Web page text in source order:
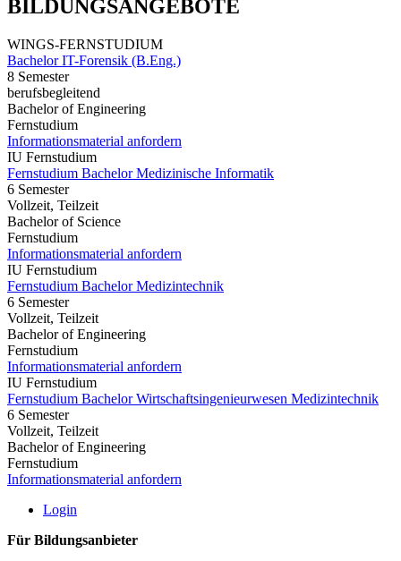
BILDUNGSANGEBOTE
WINGS-FERNSTUDIUM
Bachelor IT-Forensik (B.Eng.)
8 Semester
berufsbegleitend
Bachelor of Engineering
Fernstudium
Informationsmaterial anfordern
IU Fernstudium
Fernstudium Bachelor Medizinische Informatik
6 Semester
Vollzeit, Teilzeit
Bachelor of Science
Fernstudium
Informationsmaterial anfordern
IU Fernstudium
Fernstudium Bachelor Medizintechnik
6 Semester
Vollzeit, Teilzeit
Bachelor of Engineering
Fernstudium
Informationsmaterial anfordern
IU Fernstudium
Fernstudium Bachelor Wirtschaftsingenieurwesen Medizintechnik
6 Semester
Vollzeit, Teilzeit
Bachelor of Engineering
Fernstudium
Informationsmaterial anfordern
Login
Für Bildungsanbieter